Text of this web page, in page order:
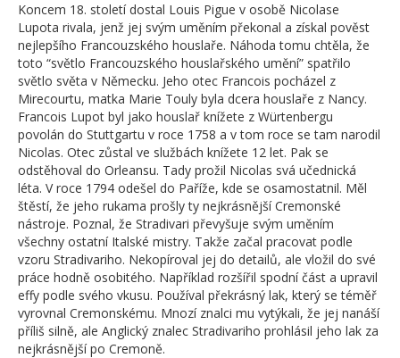
Koncem 18. století dostal Louis Pigue v osobě Nicolase
Lupota rivala, jenž jej svým uměním překonal a získal pověst
nejlepšího Francouzského houslaře. Náhoda tomu chtěla, že
toto “světlo Francouzského houslařského umění” spatřilo
světlo světa v Německu. Jeho otec Francois pocházel z
Mirecourtu, matka Marie Touly byla dcera houslaře z Nancy.
Francois Lupot byl jako houslař knížete z Würtenbergu
povolán do Stuttgartu v roce 1758 a v tom roce se tam narodil
Nicolas. Otec zůstal ve službách knížete 12 let. Pak se
odstěhoval do Orleansu. Tady prožil Nicolas svá učednická
léta. V roce 1794 odešel do Paříže, kde se osamostatnil. Měl
štěstí, že jeho rukama prošly ty nejkrásnější Cremonské
nástroje. Poznal, že Stradivari převyšuje svým uměním
všechny ostatní Italské mistry. Takže začal pracovat podle
vzoru Stradivariho. Nekopíroval jej do detailů, ale vložil do své
práce hodně osobitého. Například rozšířil spodní část a upravil
effy podle svého vkusu. Používal překrásný lak, který se téměř
vyrovnal Cremonskému. Mnozí znalci mu vytýkali, že jej nanáší
příliš silně, ale Anglický znalec Stradivariho prohlásil jeho lak za
nejkrásnější po Cremoně.